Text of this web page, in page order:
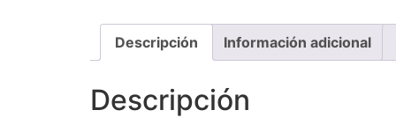
Descripción Información adicional
Descripción